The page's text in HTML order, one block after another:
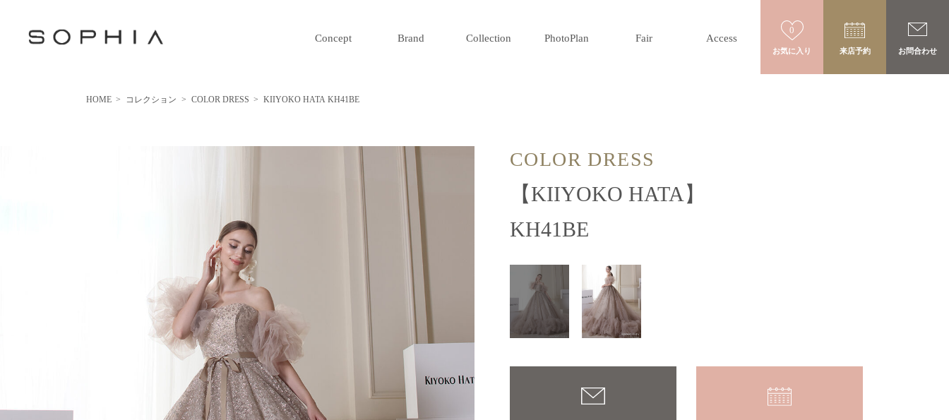
Concept Brand Collection PhotoPlan Fair Access
0
お気に入り 来店予約 お問合わせ
HOME > コレクション > COLOR DRESS > KIIYOKO HATA KH41BE
COLOR DRESS
【KIIYOKO HATA】
KH41BE